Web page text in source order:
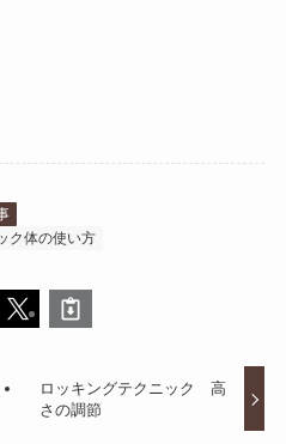
ク体の使い方
ロッキングテクニック 高
さの調節